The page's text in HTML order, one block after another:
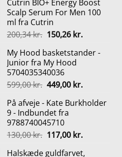
pris
var:
299,95 kr..
pris
er:
Cutrin BIO+ Energy Boost
Scalp Serum For Men 100
ml fra Cutrin
200,34kr. Den
pris
var:
200,34 kr..
150,26 kr.Den
pris
My Hood basketstander -
Junior fra My Hood
5704035340036
599,00kr. Den
pris
var:
599,00 kr..
449,00 kr.Den
pris
På afveje - Kate Burkholder
9 - Indbundet fra
9788740045710
130,00kr. Den
117,00 kr.Den
Halskæde guldfarvet,